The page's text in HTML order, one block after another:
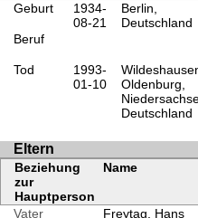
Geburt
1934-
08-21
Berlin,
Deutschland
Beruf
Tod
1993-
01-10
Oldenburg,
Deutschland
Eltern
Beziehung
zur
Hauptperson
Name
Vater
Freytag, Hans